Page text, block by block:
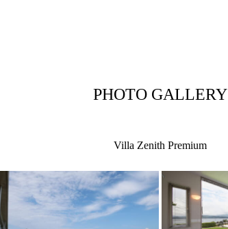
PHOTO GALLERY
Villa Zenith Premium